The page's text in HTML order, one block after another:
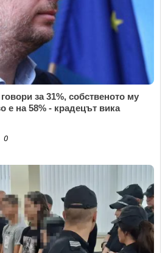
за 31%, собственото му
е на 58% - крадецът вика
0